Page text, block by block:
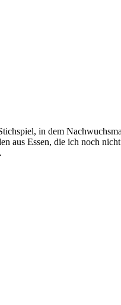
in dem
aus Essen, die ich noch